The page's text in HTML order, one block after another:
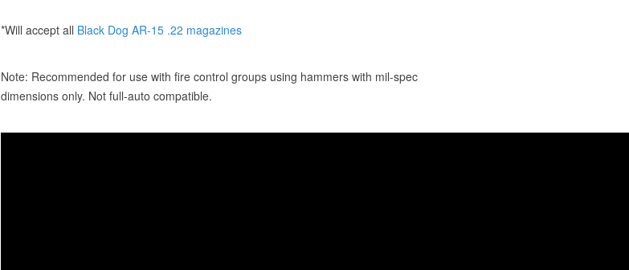
*Will accept all Black Dog AR-15 .22 magazines
Note: Recommended for use with fire control groups using hammers with mil-spec
dimensions only. Not full-auto compatible.